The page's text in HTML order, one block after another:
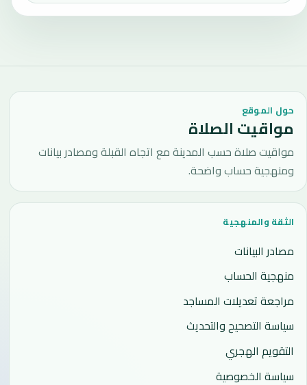
حول الموقع
مواقيت الصلاة
مواقيت صلاة حسب المدينة مع اتجاه القبلة ومصادر بيانات
ومنهجية حساب واضحة.
الثقة والمنهجية
مصادر البيانات
منهجية الحساب
مراجعة تعديلات المساجد
سياسة التصحيح والتحديث
التقويم الهجري
سياسة الخصوصية